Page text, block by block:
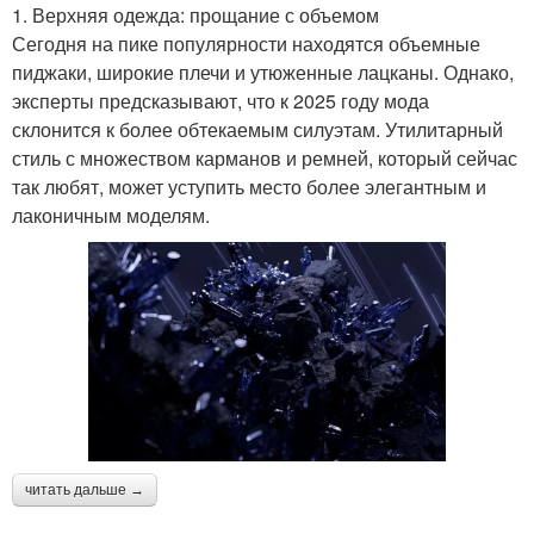
1. Верхняя одежда: прощание с объемом
Сегодня на пике популярности находятся объемные
пиджаки, широкие плечи и утюженные лацканы. Однако,
эксперты предсказывают, что к 2025 году мода
склонится к более обтекаемым силуэтам. Утилитарный
стиль с множеством карманов и ремней, который сейчас
так любят, может уступить место более элегантным и
лаконичным моделям.
читать дальше →